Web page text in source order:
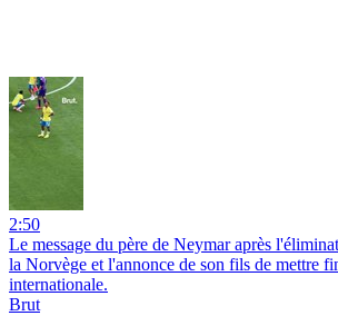
2:50
Le message du père de Neymar après
la Norvège et l'annonce de son fils de mettre
internationale.
Brut